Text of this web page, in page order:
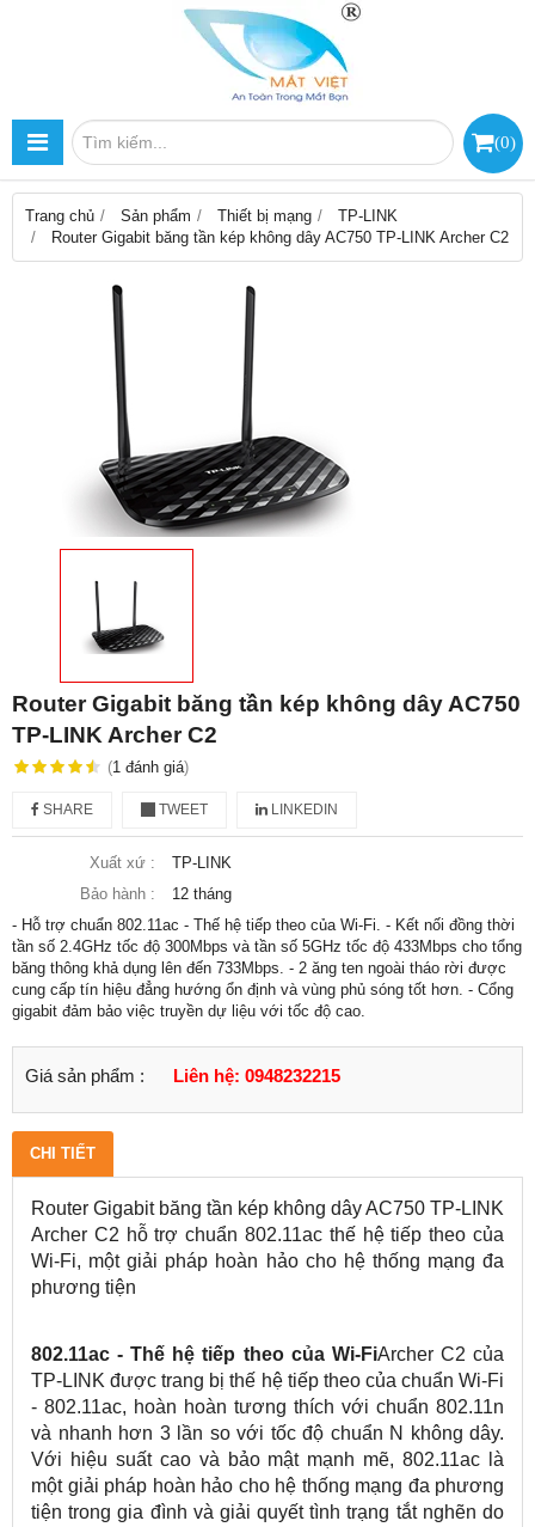
(0)
Trang chủ Sản phẩm Thiết bị mạng
TP-LINK
Router Gigabit băng tần kép không dây AC750 TP-LINK Archer C2
Router Gigabit băng tần kép không dây AC750
TP-LINK Archer C2
(1 đánh giá)
SHARE TWEET LINKEDIN
Xuất xứ :
TP-LINK
Bảo hành :
12 tháng
- Hỗ trợ chuẩn 802.11ac - Thế hệ tiếp theo của Wi-Fi. - Kết nối đồng thời
tần số 2.4GHz tốc độ 300Mbps và tần số 5GHz tốc độ 433Mbps cho tổng
băng thông khả dụng lên đến 733Mbps. - 2 ăng ten ngoài tháo rời được
cung cấp tín hiệu đẳng hướng ổn định và vùng phủ sóng tốt hơn. - Cổng
gigabit đảm bảo việc truyền dự liệu với tốc độ cao.
Giá sản phẩm : Liên hệ: 0948232215
CHI TIẾT
Router Gigabit băng tần kép không dây AC750 TP-LINK
Archer C2 hỗ trợ chuẩn 802.11ac thế hệ tiếp theo của
Wi-Fi, một giải pháp hoàn hảo cho hệ thống mạng đa
phương tiện
802.11ac - Thế hệ tiếp theo của Wi-FiArcher C2 của
TP-LINK được trang bị thế hệ tiếp theo của chuẩn Wi-Fi
- 802.11ac, hoàn hoàn tương thích với chuẩn 802.11n
và nhanh hơn 3 lần so với tốc độ chuẩn N không dây.
Với hiệu suất cao và bảo mật mạnh mẽ, 802.11ac là
một giải pháp hoàn hảo cho hệ thống mạng đa phương
tiện trong gia đình và giải quyết tình trạng tắt nghẽn do